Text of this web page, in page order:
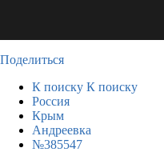
Поделиться
К поиску К поиску
Россия
Крым
Андреевка
№385547